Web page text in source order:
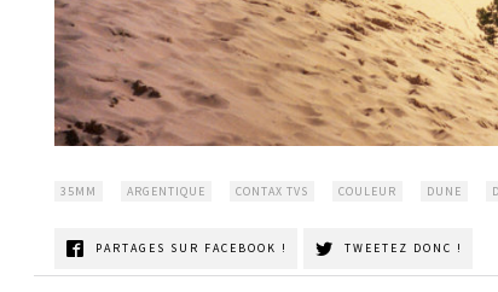
35MM ARGENTIQUE CONTAX TVS COULEUR DUNE
PARTAGES SUR FACEBOOK ! TWEETEZ DONC !